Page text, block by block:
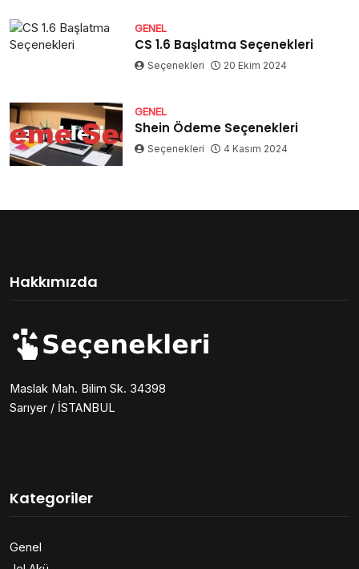
GENEL
CS 1.6 Başlatma Seçenekleri
Seçenekleri 20 Ekim 2024
GENEL
Shein Ödeme Seçenekleri
Seçenekleri 4 Kasım 2024
Hakkımızda
Maslak Mah. Bilim Sk. 34398
Sarıyer / İSTANBUL
Kategoriler
Genel